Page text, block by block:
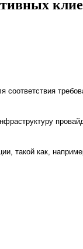
такой как,